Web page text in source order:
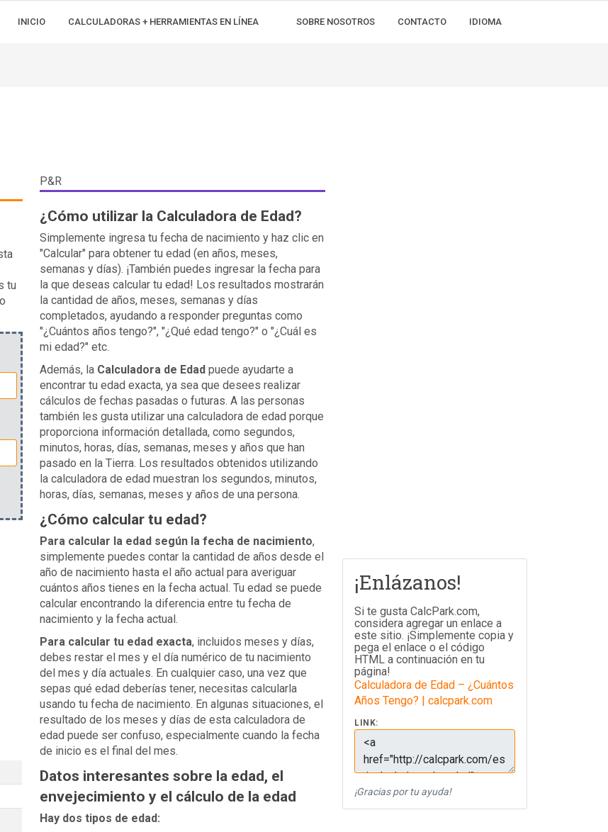
INICIO CALCULADORAS + HERRAMIENTAS EN LÍNEA SOBRE NOSOTROS CONTACTO IDIOMA
tu
P&R
¿Cómo utilizar la Calculadora de Edad?
Simplemente ingresa tu fecha de nacimiento y haz clic en
"Calcular" para obtener tu edad (en años, meses,
semanas y días). ¡También puedes ingresar la fecha para
la que deseas calcular tu edad! Los resultados mostrarán
la cantidad de años, meses, semanas y días
completados, ayudando a responder preguntas como
"¿Cuántos años tengo?", "¿Qué edad tengo?" o "¿Cuál es
mi edad?" etc.
Además, la Calculadora de Edadpuede ayudarte a
encontrar tu edad exacta, ya sea que desees realizar
cálculos de fechas pasadas o futuras. A las personas
también les gusta utilizar una calculadora de edad porque
proporciona información detallada, como segundos,
minutos, horas, días, semanas, meses y años que han
pasado en la Tierra. Los resultados obtenidos utilizando
la calculadora de edad muestran los segundos, minutos,
horas, días, semanas, meses y años de una persona.
¿Cómo calcular tu edad?
Para calcular la edad según la fecha de nacimiento,
simplemente puedes contar la cantidad de años desde el
año de nacimiento hasta el año actual para averiguar
cuántos años tienes en la fecha actual. Tu edad se puede
calcular encontrando la diferencia entre tu fecha de
nacimiento y la fecha actual.
Para calcular tu edad exacta, incluidos meses y días,
debes restar el mes y el día numérico de tu nacimiento
del mes y día actuales. En cualquier caso, una vez que
sepas qué edad deberías tener, necesitas calcularla
usando tu fecha de nacimiento. En algunas situaciones, el
resultado de los meses y días de esta calculadora de
edad puede ser confuso, especialmente cuando la fecha
de inicio es el final del mes.
Datos interesantes sobre la edad, el
envejecimiento y el cálculo de la edad
Hay dos tipos de edad:
¡Enlázanos!
Si te gusta CalcPark.com,
considera agregar un enlace a
este sitio. ¡Simplemente copia y
pega el enlace o el código
HTML a continuación en tu
página!
Calculadora de Edad – ¿Cuántos
Años Tengo? | calcpark.com
LINK:
¡Gracias por tu ayuda!